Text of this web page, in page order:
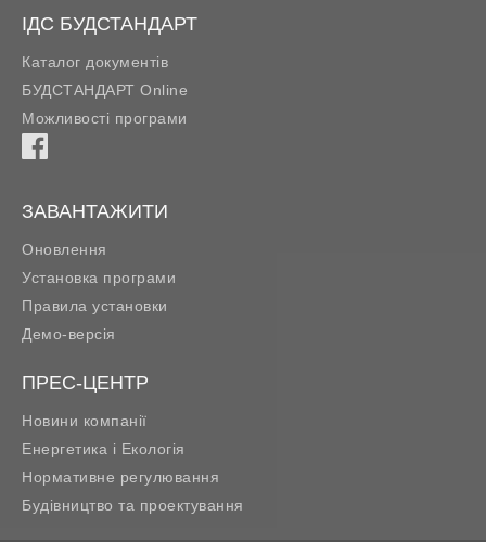
ІДС БУДСТАНДАРТ
Каталог документів
БУДСТАНДАРТ Online
Можливості програми
ЗАВАНТАЖИТИ
Оновлення
Установка програми
Правила установки
Демо-версія
ПРЕС-ЦЕНТР
Новини компанії
Енергетика і Екологія
Нормативне регулювання
Будівництво та проектування